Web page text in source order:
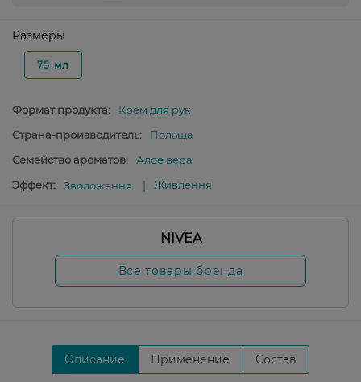
Размеры
75 мл
Формат продукта:
Крем для рук
Страна-производитель:
Польща
Семейство ароматов:
Алое вера
Эффект:
Зволоження Живлення
NIVEA
Все товары бренда
Описание Применение Состав